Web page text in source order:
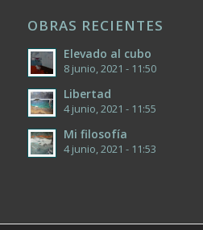
OBRAS RECIENTES
Elevado al cubo
8 junio, 2021 - 11:50
Libertad
4 junio, 2021 - 11:55
Mi filosofía
4 junio, 2021 - 11:53